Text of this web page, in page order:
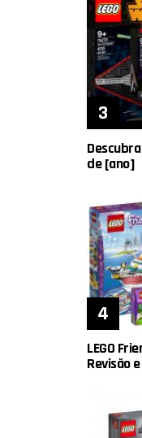
de [ano]
LEGO
Revisão